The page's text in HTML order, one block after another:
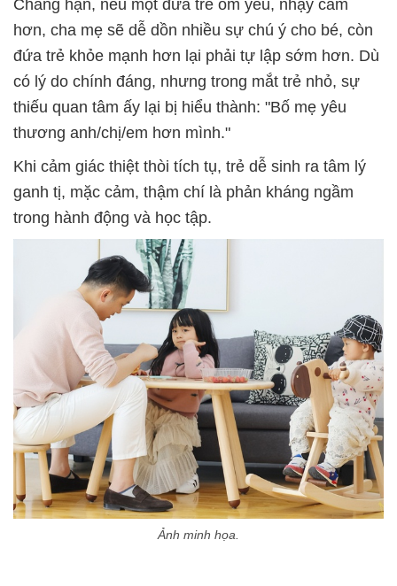
Chẳng hạn, nếu một đứa trẻ ốm yếu, nhạy cảm
hơn, cha mẹ sẽ dễ dồn nhiều sự chú ý cho bé, còn
đứa trẻ khỏe mạnh hơn lại phải tự lập sớm hơn. Dù
có lý do chính đáng, nhưng trong mắt trẻ nhỏ, sự
thiếu quan tâm ấy lại bị hiểu thành: "Bố mẹ yêu
thương anh/chị/em hơn mình."
Khi cảm giác thiệt thòi tích tụ, trẻ dễ sinh ra tâm lý
ganh tị, mặc cảm, thậm chí là phản kháng ngầm
trong hành động và học tập.
Ảnh minh họa.